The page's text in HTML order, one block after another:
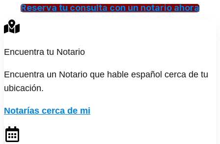
Reserva tu consulta con un notario ahora
Encuentra tu Notario
Encuentra un Notario que hable español cerca de tu
ubicación.
Notarías cerca de mi